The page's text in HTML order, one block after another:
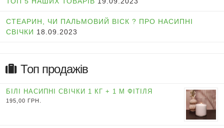
СТЕАРИН, ЧИ ПАЛЬМОВИЙ ВІСК ? ПРО НАСИПНІ
СВІЧКИ 18.09.2023
Топ продажів
БІЛІ НАСИПНІ СВІЧКИ 1 КГ + 1 М ФІТІЛЯ
195,00 ГРН.